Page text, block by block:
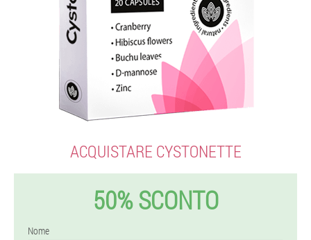
ACQUISTARE CYSTONETTE
50% SCONTO
Nome